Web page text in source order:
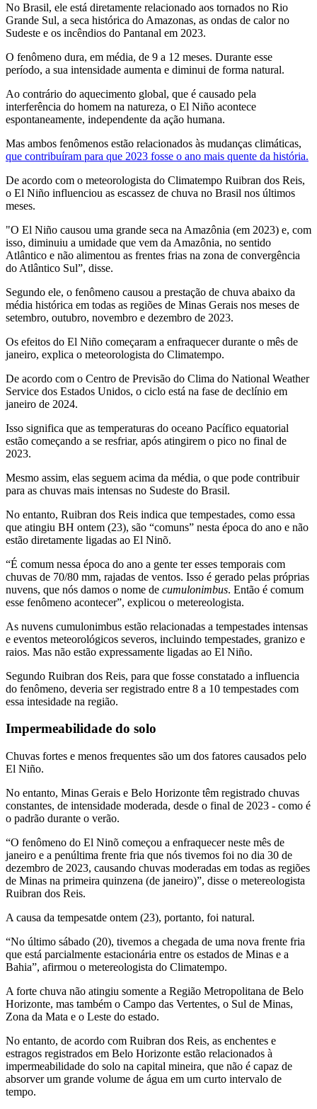
No Brasil, ele está diretamente relacionado aos tornados no Rio
Grande Sul, a seca histórica do Amazonas, as ondas de calor no
Sudeste e os incêndios do Pantanal em 2023.
O fenômeno dura, em média, de 9 a 12 meses. Durante esse
período, a sua intensidade aumenta e diminui de forma natural.
Ao contrário do aquecimento global, que é causado pela
interferência do homem na natureza, o El Niño acontece
espontaneamente, independente da ação humana.
Mas ambos fenômenos estão relacionados às mudanças climáticas,
que contribuíram para que 2023 fosse o ano mais quente da história.
De acordo com o meteorologista do Climatempo Ruibran dos Reis,
o El Niño influenciou as escassez de chuva no Brasil nos últimos
meses.
"O El Niño causou uma grande seca na Amazônia (em 2023) e, com
isso, diminuiu a umidade que vem da Amazônia, no sentido
Atlântico e não alimentou as frentes frias na zona de convergência
do Atlântico Sul”, disse.
Segundo ele, o fenômeno causou a prestação de chuva abaixo da
média histórica em todas as regiões de Minas Gerais nos meses de
setembro, outubro, novembro e dezembro de 2023.
Os efeitos do El Niño começaram a enfraquecer durante o mês de
janeiro, explica o meteorologista do Climatempo.
De acordo com o Centro de Previsão do Clima do National Weather
Service dos Estados Unidos, o ciclo está na fase de declínio em
janeiro de 2024.
Isso significa que as temperaturas do oceano Pacífico equatorial
estão começando a se resfriar, após atingirem o pico no final de
2023.
Mesmo assim, elas seguem acima da média, o que pode contribuir
para as chuvas mais intensas no Sudeste do Brasil.
No entanto, Ruibran dos Reis indica que tempestades, como essa
que atingiu BH ontem (23), são “comuns” nesta época do ano e não
estão diretamente ligadas ao El Ninõ.
“É comum nessa época do ano a gente ter esses temporais com
chuvas de 70/80 mm, rajadas de ventos. Isso é gerado pelas próprias
nuvens, que nós damos o nome de cumulonimbus. Então é comum
esse fenômeno acontecer”, explicou o metereologista.
As nuvens cumulonimbus estão relacionadas a tempestades intensas
e eventos meteorológicos severos, incluindo tempestades, granizo e
raios. Mas não estão expressamente ligadas ao El Niño.
Segundo Ruibran dos Reis, para que fosse constatado a influencia
do fenômeno, deveria ser registrado entre 8 a 10 tempestades com
essa intesidade na região.
Impermeabilidade do solo
Chuvas fortes e menos frequentes são um dos fatores causados pelo
El Niño.
No entanto, Minas Gerais e Belo Horizonte têm registrado chuvas
constantes, de intensidade moderada, desde o final de 2023 - como é
o padrão durante o verão.
“O fenômeno do El Ninõ começou a enfraquecer neste mês de
janeiro e a penúltima frente fria que nós tivemos foi no dia 30 de
dezembro de 2023, causando chuvas moderadas em todas as regiões
de Minas na primeira quinzena (de janeiro)”, disse o metereologista
Ruibran dos Reis.
A causa da tempesatde ontem (23), portanto, foi natural.
“No último sábado (20), tivemos a chegada de uma nova frente fria
que está parcialmente estacionária entre os estados de Minas e a
Bahia”, afirmou o metereologista do Climatempo.
A forte chuva não atingiu somente a Região Metropolitana de Belo
Horizonte, mas também o Campo das Vertentes, o Sul de Minas,
Zona da Mata e o Leste do estado.
No entanto, de acordo com Ruibran dos Reis, as enchentes e
estragos registrados em Belo Horizonte estão relacionados à
impermeabilidade do solo na capital mineira, que não é capaz de
absorver um grande volume de água em um curto intervalo de
tempo.